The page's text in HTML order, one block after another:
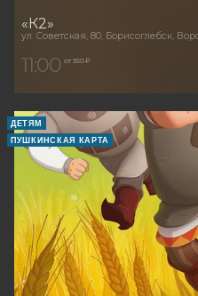
«К2»
ул. Советская, 80, Борисоглебск,
11:00 от 350 ₽
ДЕТЯМ
ПУШКИНСКАЯ КАРТА